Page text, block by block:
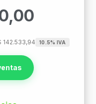
142.533,94 10.5% IVA